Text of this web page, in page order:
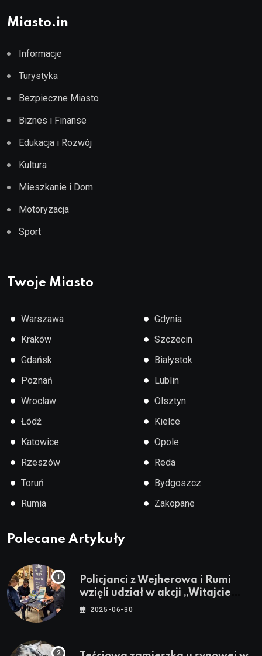
Miasto.in
Informacje
Turystyka
Bezpieczne Miasto
Biznes i Finanse
Edukacja i Rozwój
Kultura
Mieszkanie i Dom
Motoryzacja
Sport
Twoje Miasto
● Warszawa
● Kraków
● Gdańsk
● Poznań
● Wrocław
● Łódź
● Katowice
● Rzeszów
● Toruń
● Rumia
● Gdynia
● Szczecin
● Białystok
● Lublin
● Olsztyn
● Kielce
● Opole
● Reda
● Bydgoszcz
● Zakopane
Polecane Artykuły
Policjanci z Wejherowa i Rumi
wzięli udział w akcji „Witajcie
Wakacje”
2025-06-30